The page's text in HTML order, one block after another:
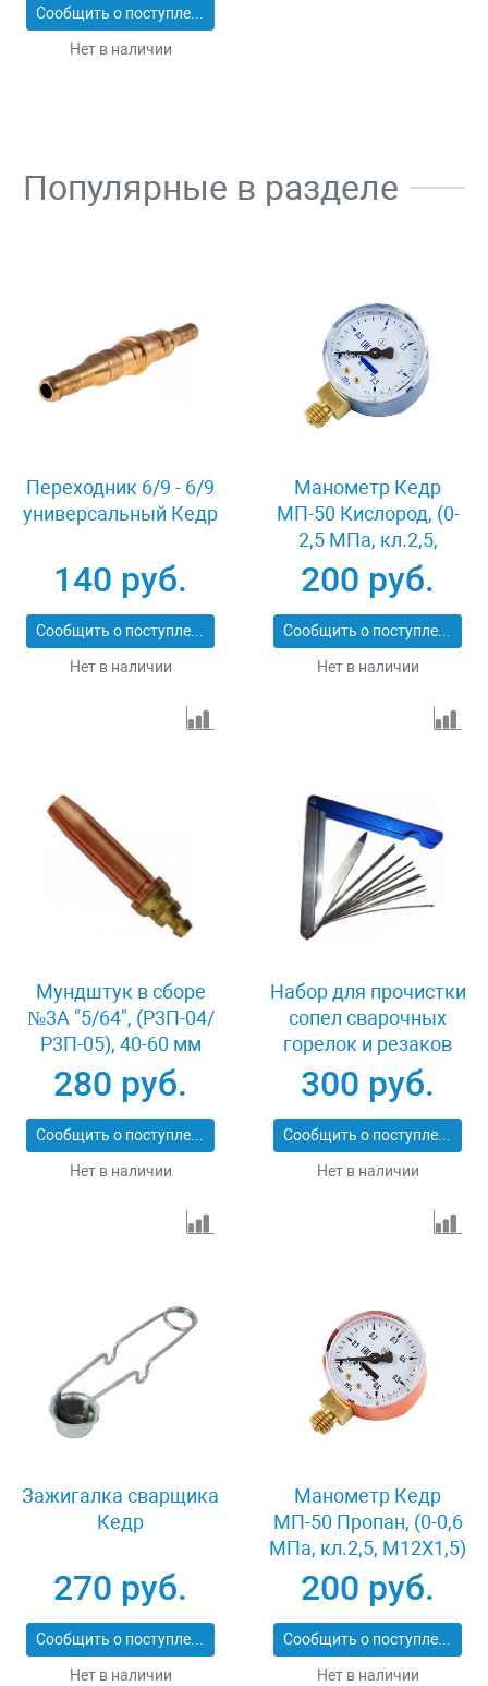
Сообщить о поступлении
Нет в наличии
Популярные в разделе
Переходник 6/9 - 6/9
универсальный Кедр
140 руб.
Сообщить о поступлении
Нет в наличии
Манометр Кедр
МП-50 Кислород, (0-
2,5 МПа, кл.2,5,
М12Х1,5) О2-У
200 руб.
Сообщить о поступлении
Нет в наличии
Мундштук в сборе
№3А "5/64", (Р3П-04/
Р3П-05), 40-60 мм
Кедр
280 руб.
Сообщить о поступлении
Нет в наличии
Набор для прочистки
сопел сварочных
горелок и резаков
Кедр
300 руб.
Сообщить о поступлении
Нет в наличии
Зажигалка сварщика
Кедр
270 руб.
Сообщить о поступлении
Нет в наличии
Манометр Кедр
МП-50 Пропан, (0-0,6
МПа, кл.2,5, М12Х1,5)
С3Н8-У
200 руб.
Сообщить о поступлении
Нет в наличии